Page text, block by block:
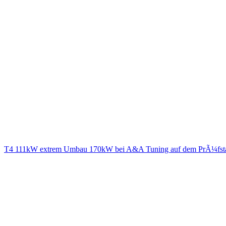
T4 111kW extrem Umbau 170kW bei A&A Tuning auf dem